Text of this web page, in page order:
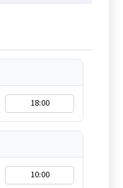
18:00
10:00